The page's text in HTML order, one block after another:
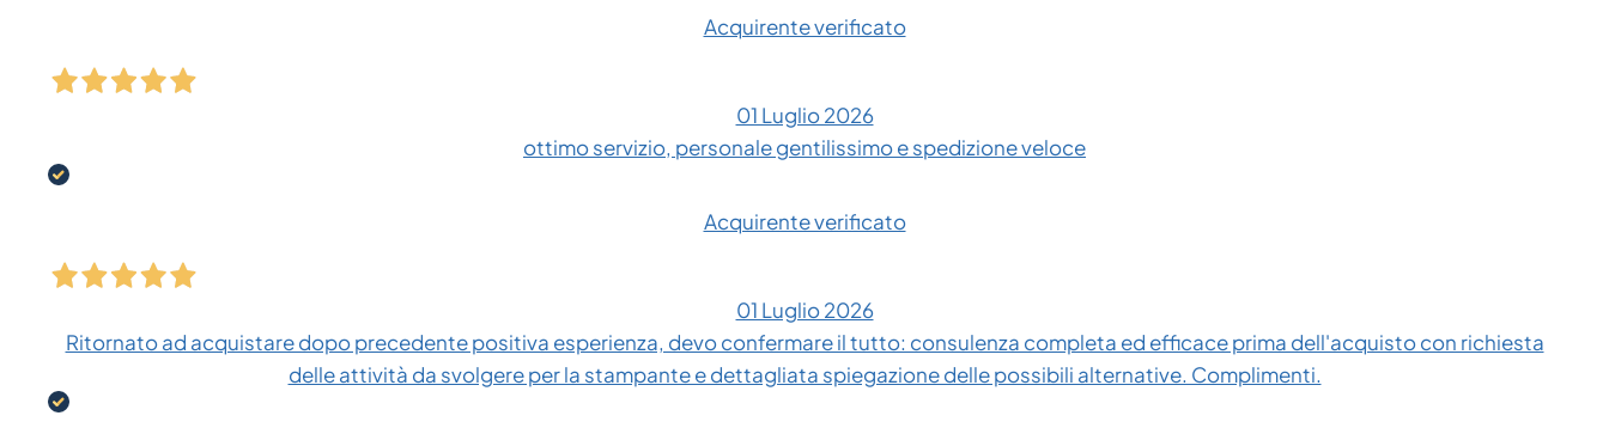
Acquirente verificato
01 Luglio 2026
ottimo servizio, personale gentilissimo e spedizione veloce
Acquirente verificato
01 Luglio 2026
Ritornato ad acquistare dopo precedente positiva esperienza, devo confermare il tutto: consulenza completa ed efficace prima dell'acquisto con richiesta
delle attività da svolgere per la stampante e dettagliata spiegazione delle possibili alternative. Complimenti.